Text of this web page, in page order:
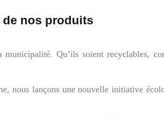
de nos produits
Qu’ils soient recyclables,
nous lançons une nouvelle initiative